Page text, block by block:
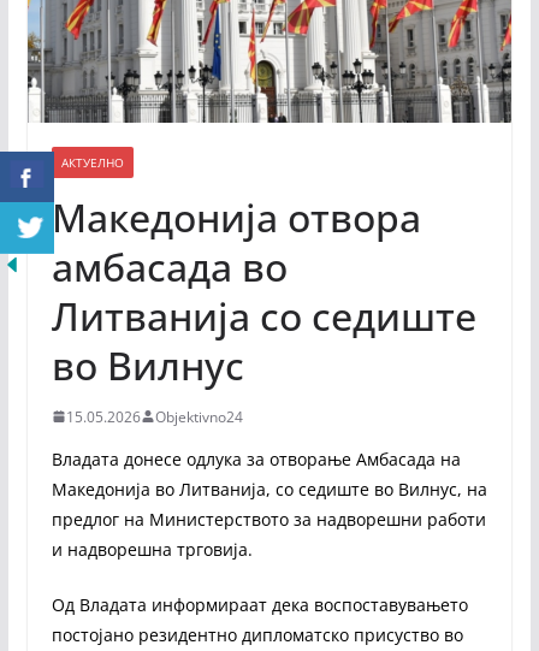
АКТУЕЛНО
Македонија отвора
амбасада во
Литванија со седиште
во Вилнус
15.05.2026 Objektivno24
Владата донесе одлука за отворање Амбасада на
Македонија во Литванија, со седиште во Вилнус, на
предлог на Министерството за надворешни работи
и надворешна трговија.
Од Владата информираат дека воспоставувањето
постојано резидентно дипломатско присуство во